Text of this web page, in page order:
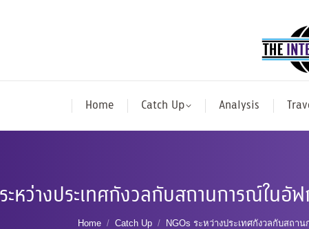
Home Catch Up Analysis
ะหว่างประเทศกังวลกับสถานการณ์ใน
You are here:
Home Catch Up NGOs ระหว่างประเทศกังวลกับสถ